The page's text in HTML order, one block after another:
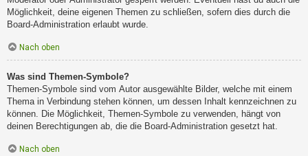
Möglichkeit, deine eigenen Themen zu schließen, sofern dies durch die
Board-Administration erlaubt wurde.
Nach oben
Was sind Themen-Symbole?
Themen-Symbole sind vom Autor ausgewählte Bilder, welche mit einem
Thema in Verbindung stehen können, um dessen Inhalt kennzeichnen zu
können. Die Möglichkeit, Themen-Symbole zu verwenden, hängt von
deinen Berechtigungen ab, die die Board-Administration gesetzt hat.
Nach oben